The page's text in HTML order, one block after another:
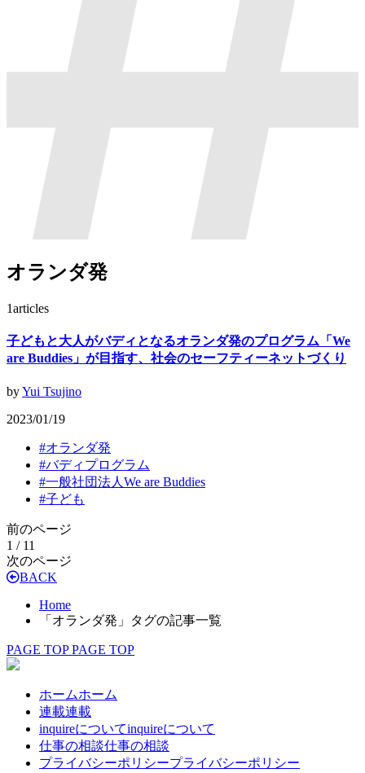
オランダ発
1articles
子どもと大人がバディとなるオランダ発のプログラム「We
are Buddies」が目指す、社会のセーフティーネットづくり
byYui Tsujino
2023/01/19
#オランダ発
#バディプログラム
#一般社団法人We are Buddies
#子ども
前のページ
1 / 11
次のページ
BACK
Home
「オランダ発」タグの記事一覧
PAGE TOP PAGE TOP
ホームホーム
連載連載
inquireについてinquireについて
仕事の相談仕事の相談
プライバシーポリシープライバシーポリシー